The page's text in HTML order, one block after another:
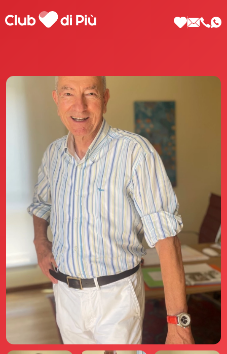
Scopri Club di Più
Le testimonianze Club di Più
La fondatrice Valeria Pilla
Annunci Donne
Agenzia matrimoniale Club di Più
Love Notebook
Il libro Donna di Cuori
Quanto costa Club di Più
Love Academy
Domande Frequenti
Impegno Sociale
Le nostre sedi
YouTube